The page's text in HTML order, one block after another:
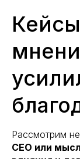
Рассмотрим
CEO или